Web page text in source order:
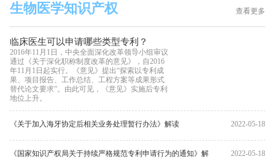
生物医学知识产权 查看更多
临床医生可以申请哪些类型专利？
2016年11月1日，中央全面深化改革领导小组审议
通过《关于深化职称制度改革的意见》，自2016
年11月1日起实行。《意见》提出“探索以专利成
果、项目报告、工作总结、工程方案等成果形式
替代论文要求”。由此可见，《意见》实施后专利
地位上升。
《关于加入海牙协定后相关业务处理暂行办法》解读 2022-05-18
《国家知识产权局关于持续严格规范专利申请行为的通知》解 2022-05-18